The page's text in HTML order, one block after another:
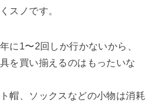
スノです。
に1〜2回しか行かないから、
を買い揃えるのはもったいな
帽、ソックスなどの小物は消耗